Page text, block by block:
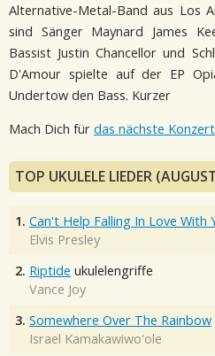
Alternative-Metal-Band aus Los
sind Sänger Maynard James
Bassist Justin Chancellor und
D'Amour spielte auf der EP
Undertow den Bass. Kurzer
Mach Dich für das nächste
TOP UKULELE LIEDER
1. Can't Help Falling In Love With
Elvis Presley
2. Riptide ukulelengriffe
Vance Joy
3. Somewhere Over The Rainbow
Israel Kamakawiwo'ole